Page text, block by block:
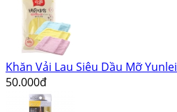
Khăn Vải Lau Siêu Dầu Mỡ Yunlei
50.000đ